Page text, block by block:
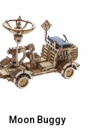
Moon Buggy